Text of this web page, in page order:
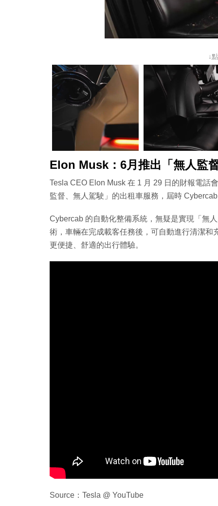
↓
Elon Musk：6月推出「無人監
Tesla CEO Elon Musk 在 1 月 29 日的財報電話
監督、無人駕駛」的出租車服務，屆時
Cybercab 的自動化整備系統，無疑是實現「無
術，車輛在完成載客任務後，可自動進行清潔
更便捷、舒適的出行體驗。
Source：Tesla @ YouTube